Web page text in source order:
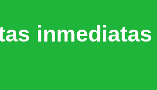
inmediatas